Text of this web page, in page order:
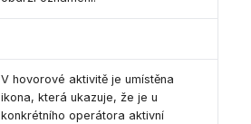
V hovorové aktivitě je umístěna
ikona, která ukazuje, že je u
konkrétního operátora aktivní